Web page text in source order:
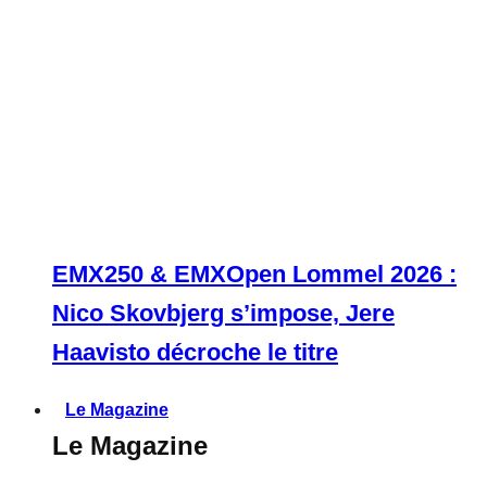
EMX250 & EMXOpen Lommel 2026 :
Nico Skovbjerg s’impose, Jere
Haavisto décroche le titre
Le Magazine
Le Magazine